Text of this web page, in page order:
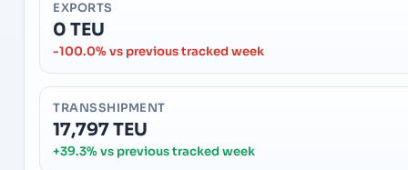
EXPORTS
0 TEU
-100.0% vs previous tracked week
TRANSSHIPMENT
17,797 TEU
+39.3% vs previous tracked week